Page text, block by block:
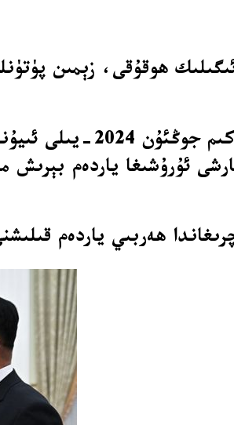
ھوقۇقى، زېمىن
رۇسىيە پىرېزىدېنتى
ئۇرۇشىغا ياردەم
ھەربىي ياردەم